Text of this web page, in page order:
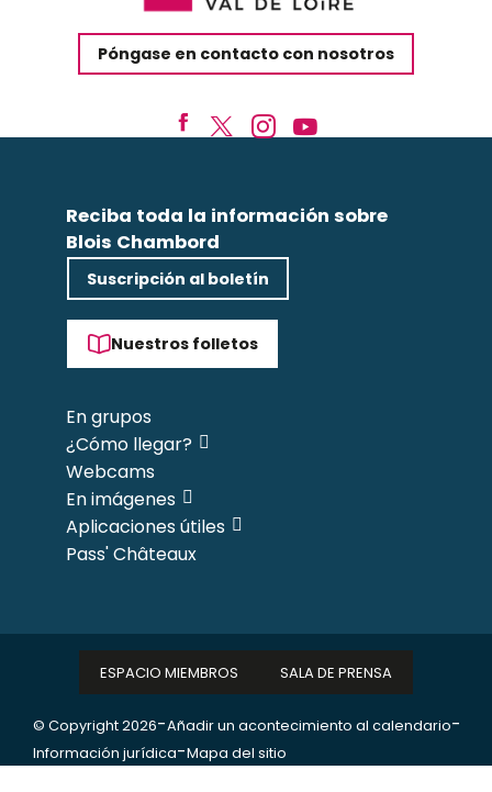
Póngase en contacto con nosotros
Reciba toda la información sobre
Blois Chambord
Suscripción al boletín
Nuestros folletos
En grupos
¿Cómo llegar?
Webcams
En imágenes
Aplicaciones útiles
Pass' Châteaux
© Copyright 2026-Añadir un acontecimiento al calendario-
Información jurídica-Mapa del sitio
ESPACIO MIEMBROS SALA DE PRENSA